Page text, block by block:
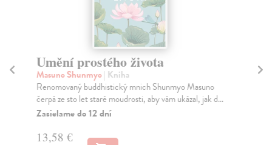
Umění prostého života
Masuno Shunmyo| Kniha
Renomovaný buddhistický mnich Shunmyo Masuno
čerpá ze sto let staré moudrosti, aby vám ukázal, jak d...
Zasielame do 12 dní
13,58 €